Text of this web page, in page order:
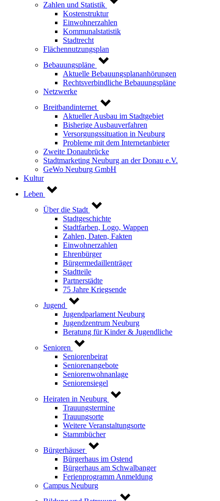
Zahlen und Statistik
Kostenstruktur
Einwohnerzahlen
Kommunalstatistik
Stadtrecht
Flächennutzungsplan
Bebauungspläne
Aktuelle Bebauungsplananhörungen
Rechtsverbindliche Bebauungspläne
Netzwerke
Breitbandinternet
Aktueller Ausbau im Stadtgebiet
Bisherige Ausbauverfahren
Versorgungssituation in Neuburg
Probleme mit dem Internetanbieter
Zweite Donaubrücke
Stadtmarketing Neuburg an der Donau e.V.
GeWo Neuburg GmbH
Kultur
Leben
Über die Stadt
Stadtgeschichte
Stadtfarben, Logo, Wappen
Zahlen, Daten, Fakten
Einwohnerzahlen
Ehrenbürger
Bürgermedaillenträger
Stadtteile
Partnerstädte
75 Jahre Kriegsende
Jugend
Jugendparlament Neuburg
Jugendzentrum Neuburg
Beratung für Kinder & Jugendliche
Senioren
Seniorenbeirat
Seniorenangebote
Seniorenwohnanlage
Seniorensiegel
Heiraten in Neuburg
Trauungstermine
Trauungsorte
Weitere Veranstaltungsorte
Stammbücher
Bürgerhäuser
Bürgerhaus im Ostend
Bürgerhaus am Schwalbanger
Ferienprogramm Anmeldung
Campus Neuburg